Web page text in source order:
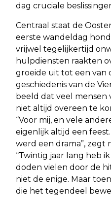
dag cruciale
Centraal staat de
eerste wandeldag
vrijwel tegelijkertijd
hulpdiensten raakten
groeide uit tot een van
geschiedenis van de
beeld dat veel mensen
niet altijd overeen te
“Voor mij, en vele
eigenlijk altijd een
werd een drama”, zegt
“Twintig jaar lang heb
doden vielen door de
niet de enige. Maar
die het tegendeel